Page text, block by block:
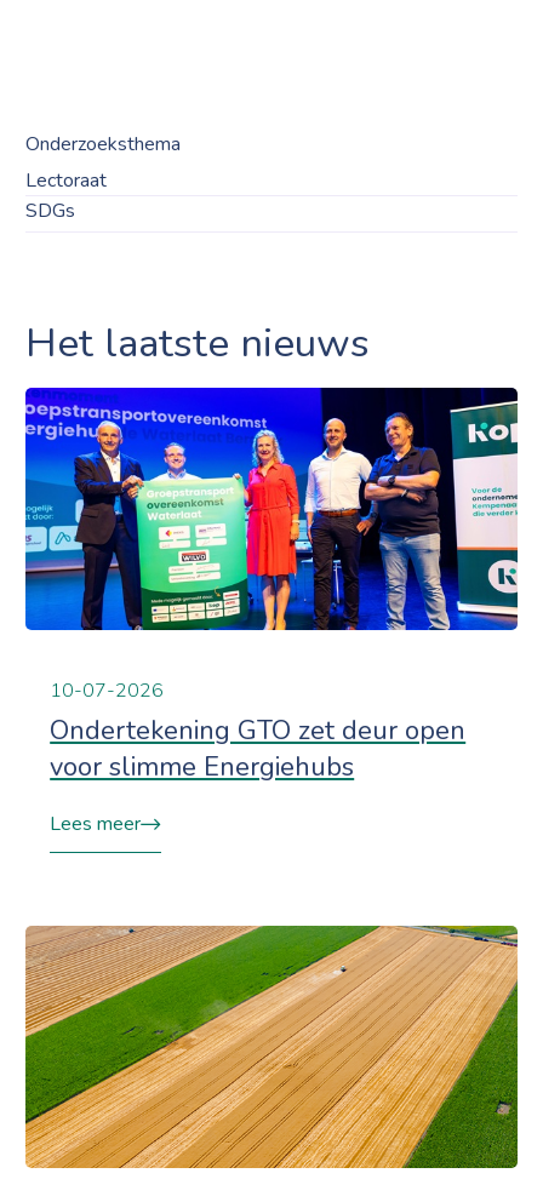
Onderzoeksthema
Lectoraat
SDGs
Het laatste nieuws
10-07-2026
Ondertekening GTO zet deur open
voor slimme Energiehubs
Lees meer